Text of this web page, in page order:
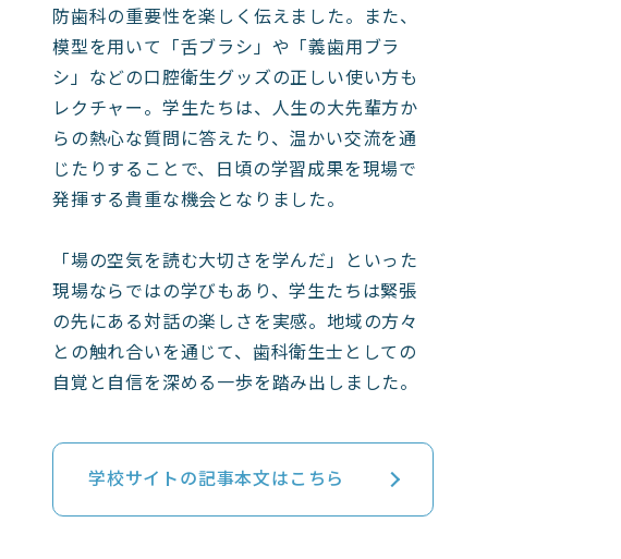
防歯科の重要性を楽しく伝えました。また、
模型を用いて「舌ブラシ」や「義歯用ブラ
シ」などの口腔衛生グッズの正しい使い方も
レクチャー。学生たちは、人生の大先輩方か
らの熱心な質問に答えたり、温かい交流を通
じたりすることで、日頃の学習成果を現場で
発揮する貴重な機会となりました。
「場の空気を読む大切さを学んだ」といった
現場ならではの学びもあり、学生たちは緊張
の先にある対話の楽しさを実感。地域の方々
との触れ合いを通じて、歯科衛生士としての
自覚と自信を深める一歩を踏み出しました。
学校サイトの記事本文はこちら